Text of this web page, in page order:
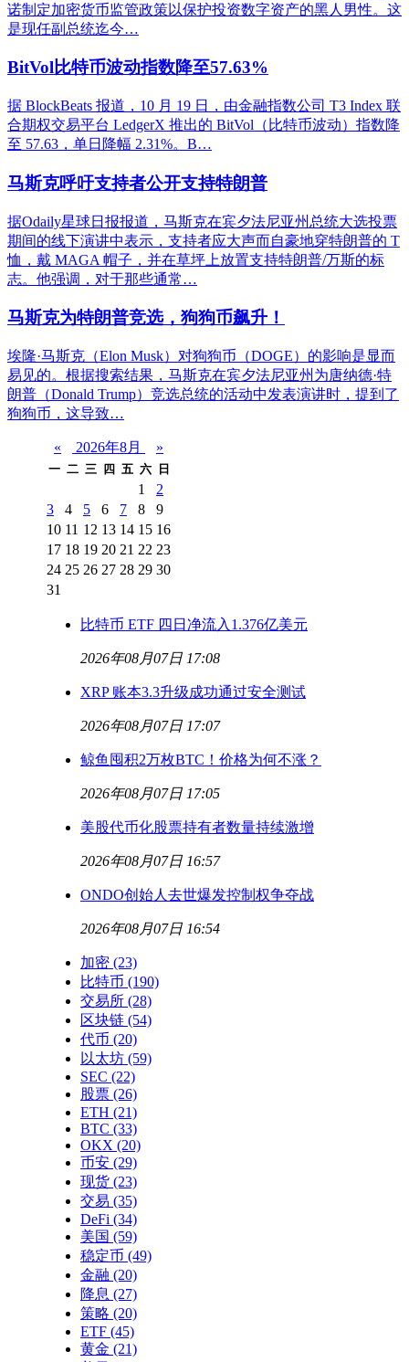
诺制定加密货币监管政策以保护投资数字资产的黑人男性。这
是现任副总统迄今…
BitVol比特币波动指数降至57.63%
据 BlockBeats 报道，10 月 19 日，由金融指数公司 T3 Index 联
合期权交易平台 LedgerX 推出的 BitVol（比特币波动）指数降
至 57.63，单日降幅 2.31%。B…
马斯克呼吁支持者公开支持特朗普
据Odaily星球日报报道，马斯克在宾夕法尼亚州总统大选投票
期间的线下演讲中表示，支持者应大声而自豪地穿特朗普的 T
恤，戴 MAGA 帽子，并在草坪上放置支持特朗普/万斯的标
志。他强调，对于那些通常…
马斯克为特朗普竞选，狗狗币飙升！
埃隆·马斯克（Elon Musk）对狗狗币（DOGE）的影响是显而
易见的。根据搜索结果，马斯克在宾夕法尼亚州为唐纳德·特
朗普（Donald Trump）竞选总统的活动中发表演讲时，提到了
狗狗币，这导致…
« 2026年8月 »
一 二 三 四 五 六 日
1
2
3
4 5 6 7 8
9
10 11 12 13 14 15 16
17 18 19 20 21 22 23
24 25 26 27 28 29 30
31
比特币 ETF 四日净流入1.376亿美元
2026年08月07日 17:08
XRP 账本3.3升级成功通过安全测试
2026年08月07日 17:07
鲸鱼囤积2万枚BTC！价格为何不涨？
2026年08月07日 17:05
美股代币化股票持有者数量持续激增
2026年08月07日 16:57
ONDO创始人去世爆发控制权争夺战
2026年08月07日 16:54
加密 (23)
比特币 (190)
交易所 (28)
区块链 (54)
代币 (20)
以太坊 (59)
SEC (22)
股票 (26)
ETH (21)
BTC (33)
OKX (20)
币安 (29)
现货 (23)
交易 (35)
DeFi (34)
美国 (59)
稳定币 (49)
金融 (20)
降息 (27)
策略 (20)
ETF (45)
黄金 (21)